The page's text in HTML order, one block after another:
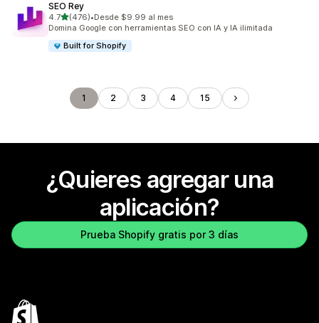
SEO Rey
4.7de 5 estrellas
(476)
476 reseñas en total
•Desde $9.99 al mes
Domina Google con herramientas SEO con IA y IA ilimitada
Built for Shopify
1 2 3 4 15
¿Quieres agregar una
aplicación?
Prueba Shopify gratis por 3 días